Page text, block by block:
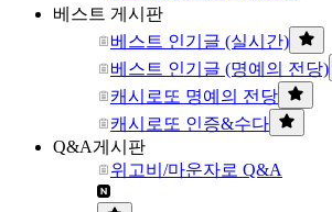
베스트 게시판
베스트 인기글 (실시간)
베스트 인기글 (명예의 전당)
캐시로또 명예의 전당
캐시로또 인증&수다
Q&A게시판
위고비/마운자로 Q&A